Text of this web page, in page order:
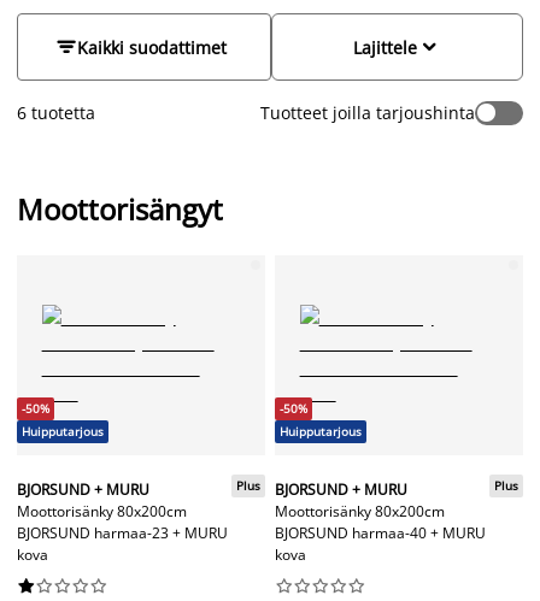
80x200 cm, 90x200 cm, 160x200 cm ja 180x200 cm. Tutustu
valikoimaan ja hyödynnä erinomaiset tarjoukset.
Kaikki suodattimet 
Lajittele
6 tuotetta Tuotteet joilla tarjoushinta
Moottorisängyt
-50%
Huipputarjous
BJORSUND + MURU
Moottorisänky 80x200cm
BJORSUND harmaa-23 + MURU
kova
Plus






-50%
Huipputarjous
BJORSUND + MURU
Moottorisänky 80x200cm
BJORSUND harmaa-40 + MURU
kova
Plus





